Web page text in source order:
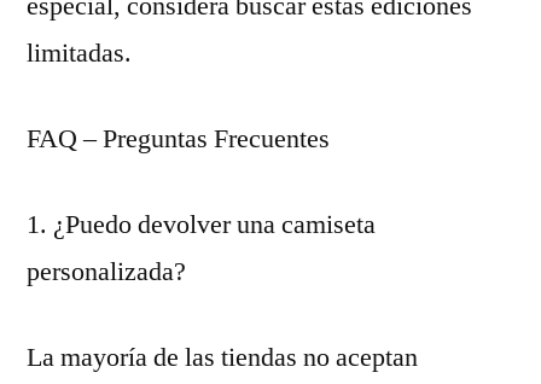
limitadas.
FAQ – Preguntas Frecuentes
1. ¿Puedo devolver una camiseta
personalizada?
La mayoría de las tiendas no aceptan